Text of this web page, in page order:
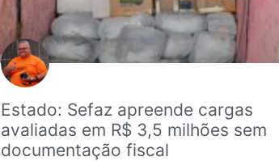
Estado: Sefaz apreende cargas
avaliadas em R$ 3,5 milhões sem
documentação fiscal